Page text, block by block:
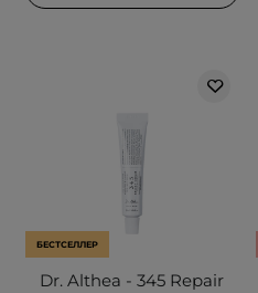
БЕСТСЕЛЛЕР
Dr. Althea - 345 Repair